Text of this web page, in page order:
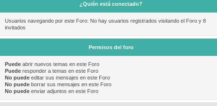
¿Quién está conectado?
Usuarios navegando por este Foro: No hay usuarios registrados visitando el Foro y 8
invitados
Permisos del foro
Puede abrir nuevos temas en este Foro
Puede responder a temas en este Foro
No puede editar sus mensajes en este Foro
No puede borrar sus mensajes en este Foro
No puede enviar adjuntos en este Foro